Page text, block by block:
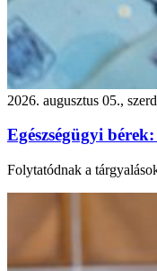
2026. augusztus 05.,
Egészségügyi
Folytatódnak a